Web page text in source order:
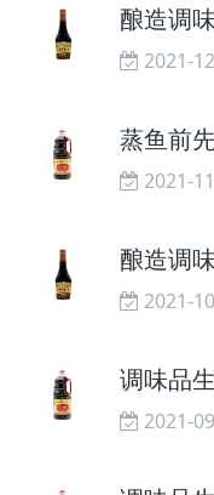
2021-
蒸鱼前
2021-
2021-
调味品
2021-